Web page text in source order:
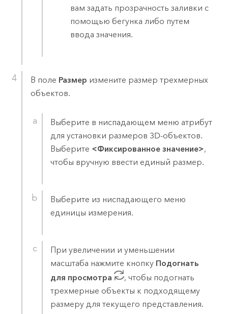
вам задать прозрачность заливки с
помощью бегунка либо путем
ввода значения.
В поле Размер измените размер трехмерных
объектов.
Выберите в ниспадающем меню атрибут
для установки размеров 3D-объектов.
Выберите <Фиксированное значение>,
чтобы вручную ввести единый размер.
Выберите из ниспадающего меню
единицы измерения.
При увеличении и уменьшении
масштаба нажмите кнопку Подогнать
для просмотра
, чтобы подогнать
трехмерные объекты к подходящему
размеру для текущего представления.